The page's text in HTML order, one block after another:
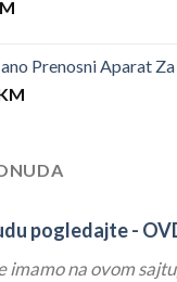
Prenosni Aparat
pogledajte -
imamo na ovom